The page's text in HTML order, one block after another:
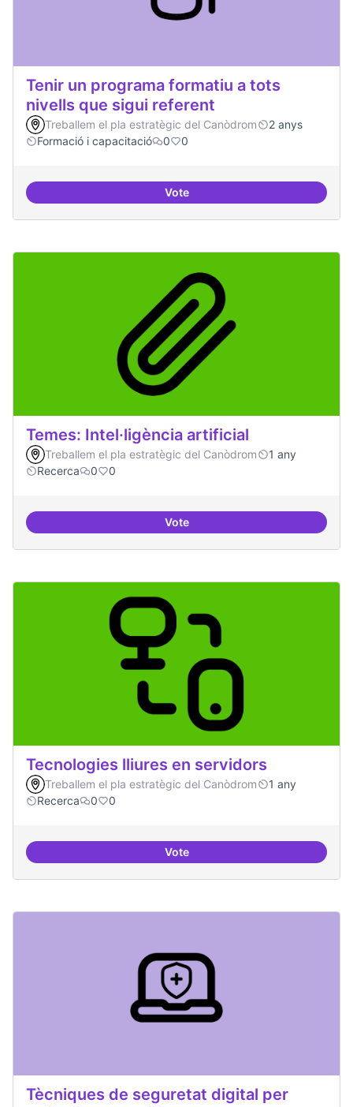
Tenir un programa formatiu a tots
nivells que sigui referent
Treballem el pla estratègic del Canòdrom
2 anys
Formació i capacitació
0 0
VoteTenir un programa formatiu a
Temes: Intel·ligència artificial
Treballem el pla estratègic del Canòdrom
1 any
Recerca
0 0
VoteTemes: Intel·ligència artificial
Tecnologies lliures en servidors
Treballem el pla estratègic del Canòdrom
1 any
Recerca
0 0
VoteTecnologies lliures en servidors
Tècniques de seguretat digital per